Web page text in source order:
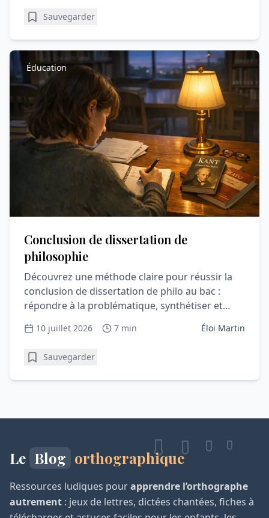
Sauvegarder
Éducation
Conclusion de dissertation de
philosophie
Découvrez une méthode claire pour réussir la
conclusion de dissertation de philo au bac :
répondre à la problématique, synthétiser et
10 juillet 2026 7 min Éloi Martin
Sauvegarder
Le Blog orthographique
Ressources ludiques pourapprendre l’orthographe
autrement : jeux de lettres, dictées chantées, fiches à